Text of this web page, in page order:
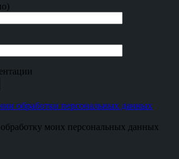
обработки персональных данных
обработку моих персональных данных